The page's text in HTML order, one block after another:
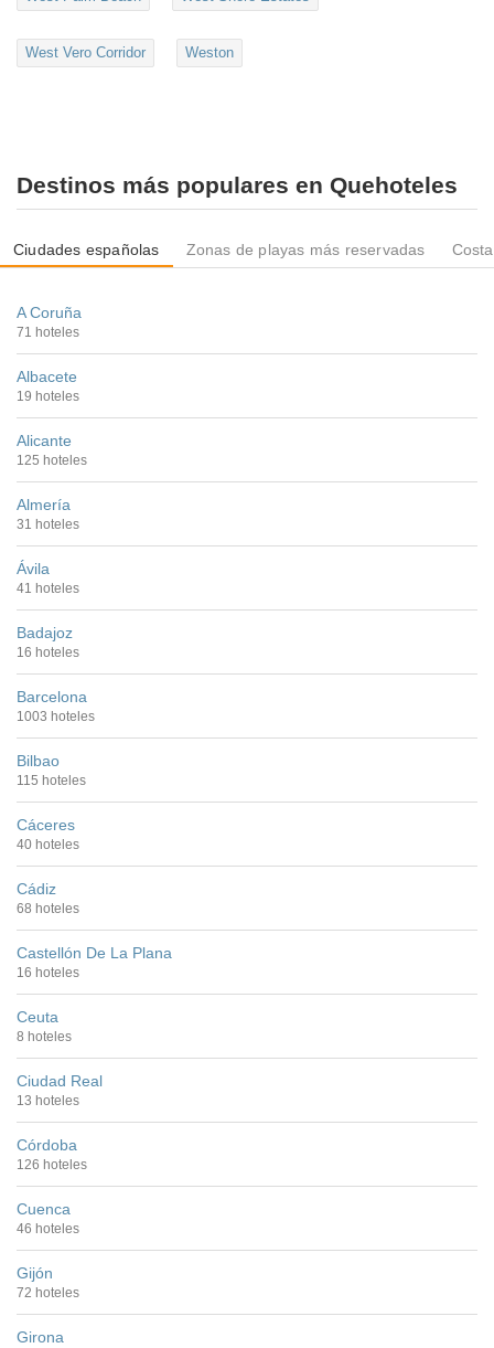
West Vero Corridor Weston
Destinos más populares en Quehoteles
Ciudades españolas Zonas de playas más reservadas
A Coruña
71 hoteles
Albacete
19 hoteles
Alicante
125 hoteles
Almería
31 hoteles
Ávila
41 hoteles
Badajoz
16 hoteles
Barcelona
1003 hoteles
Bilbao
115 hoteles
Cáceres
40 hoteles
Cádiz
68 hoteles
Castellón De La Plana
16 hoteles
Ceuta
8 hoteles
Ciudad Real
13 hoteles
Córdoba
126 hoteles
Cuenca
46 hoteles
Gijón
72 hoteles
Girona